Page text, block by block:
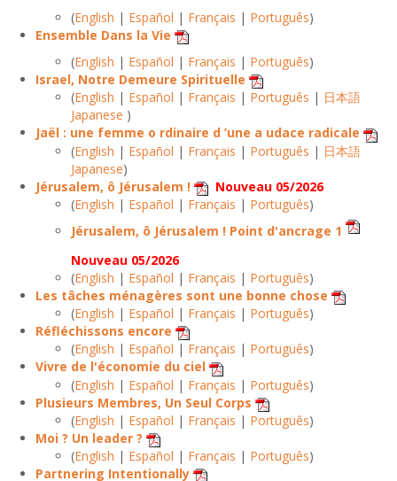
(English | Español | Français | Português)
Ensemble Dans la Vie
(English | Español | Français | Português)
Israel, Notre Demeure Spirituelle
(English | Español | Français | Português | 日本語
Japanese )
Jaël : une femme o rdinaire d ’une a udace radicale
(English | Español | Français | Português | 日本語
Japanese)
Jérusalem, ô Jérusalem !
Nouveau 05/2026
(English | Español | Français | Português)
Jérusalem, ô Jérusalem ! Point d'ancrage 1
Nouveau 05/2026
(English | Español | Français | Português)
Les tâches ménagères sont une bonne chose
(English | Español | Français | Português)
Réfléchissons encore
(English | Español | Français | Português)
Vivre de l'économie du ciel
(English | Español | Français | Português)
Plusieurs Membres, Un Seul Corps
(English | Español | Français | Português)
Moi ? Un leader ?
(English | Español | Français | Português)
Partnering Intentionally